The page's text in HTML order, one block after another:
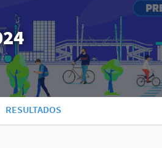
RESULTADOS